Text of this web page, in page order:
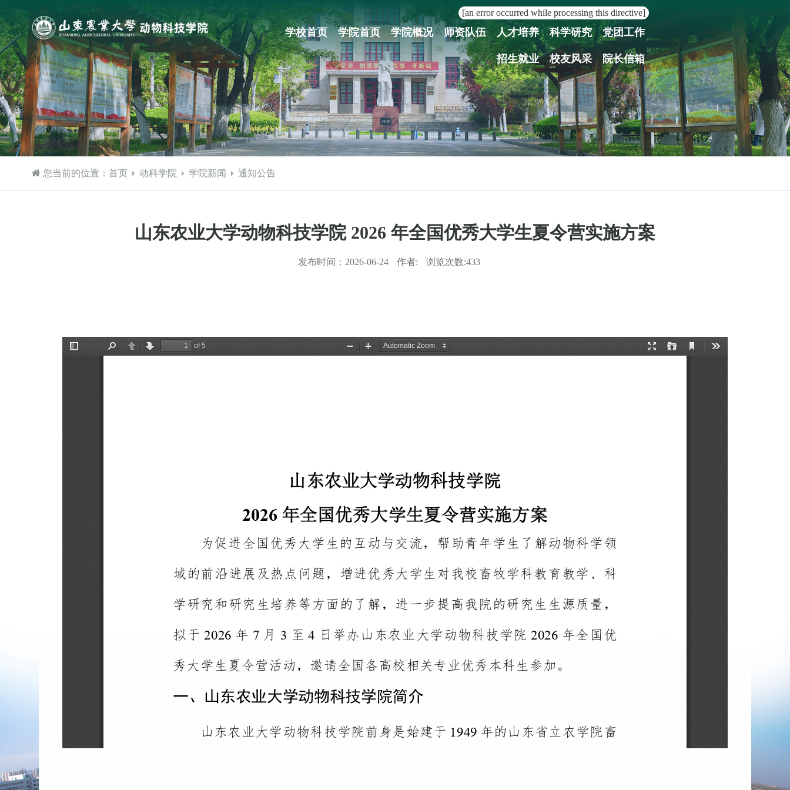
[an error occurred while processing this directive]
学校首页 学院首页 学院概况 师资队伍 人才培养 科学研究 党团工作
招生就业 校友风采 院长信箱
您当前的位置： 首页 动科学院 学院新闻 通知公告
山东农业大学动物科技学院 2026 年全国优秀大学生夏令营实施方案
发布时间： 2026-06-24 作者: 浏览次数:433